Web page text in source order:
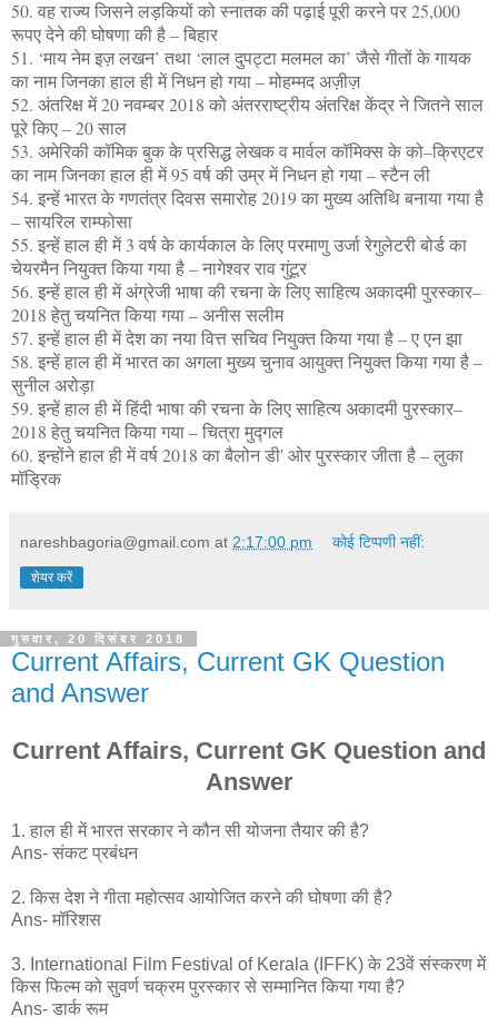
50. वह राज्य जिसने लड़कियों को स्नातक की पढ़ाई पूरी करने पर 25,000
रूपए देने की घोषणा की है – बिहार
51. ‘माय नेम इज़ लखन’ तथा ‘लाल दुपट्टा मलमल का’ जैसे गीतों के गायक
का नाम जिनका हाल ही में निधन हो गया – मोहम्मद अज़ीज़
52. अंतरिक्ष में 20 नवम्बर 2018 को अंतरराष्ट्रीय अंतरिक्ष केंद्र ने जितने साल
पूरे किए – 20 साल
53. अमेरिकी कॉमिक बुक के प्रसिद्ध लेखक व मार्वल कॉमिक्स के को–क्रिएटर
का नाम जिनका हाल ही में 95 वर्ष की उम्र में निधन हो गया – स्टैन ली
54. इन्हें भारत के गणतंत्र दिवस समारोह 2019 का मुख्य अतिथि बनाया गया है
– सायरिल राम्फोसा
55. इन्हें हाल ही में 3 वर्ष के कार्यकाल के लिए परमाणु उर्जा रेगुलेटरी बोर्ड का
चेयरमैन नियुक्त किया गया है – नागेश्वर राव गुंटूर
56. इन्हें हाल ही में अंग्रेजी भाषा की रचना के लिए साहित्य अकादमी पुरस्कार–
2018 हेतु चयनित किया गया – अनीस सलीम
57. इन्हें हाल ही में देश का नया वित्त सचिव नियुक्त किया गया है – ए एन झा
58. इन्हें हाल ही में भारत का अगला मुख्य चुनाव आयुक्त नियुक्त किया गया है –
सुनील अरोड़ा
59. इन्हें हाल ही में हिंदी भाषा की रचना के लिए साहित्य अकादमी पुरस्कार–
2018 हेतु चयनित किया गया – चित्रा मुद्गल
60. इन्होंने हाल ही में वर्ष 2018 का बैलोन डी' ओर पुरस्कार जीता है – लुका
मॉड्रिक
nareshbagoria@gmail.com at 2:17:00 pm कोई टिप्पणी नहीं:
शेयर करें
गुरुवार, 20 दिसंबर 2018
Current Affairs, Current GK Question
and Answer
Current Affairs, Current GK Question and
Answer
1. हाल ही में भारत सरकार ने कौन सी योजना तैयार की है?
Ans- संकट प्रबंधन
2. किस देश ने गीता महोत्सव आयोजित करने की घोषणा की है?
Ans- मॉरिशस
3. International Film Festival of Kerala (IFFK) के 23वें संस्करण में
किस फिल्म को सुवर्ण चक्रम पुरस्कार से सम्मानित किया गया है?
Ans- डार्क रूम